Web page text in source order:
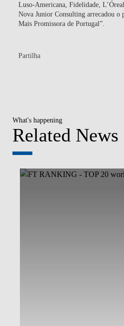
Luso-Americana, Fidelidade,
Nova Junior Consulting arrecadou o
Mais Promissora de Portugal”.
Partilha
What's happening
Related News